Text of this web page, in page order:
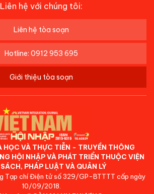
Liên hệ với chúng tôi:
Liên hệ tòa soạn
Hotline: 0912 953 695
Giới thiệu tòa soạn
HỌC VÀ THỰC TIỄN - TRUYỀN THÔNG
HỘI NHẬP VÀ PHÁT TRIỂN THUỘC VIỆN
PHÁP LUẬT VÀ QUẢN LÝ
Tạp chí Điện tử số 329/GP-BTTTT cấp ngày
10/09/2018.